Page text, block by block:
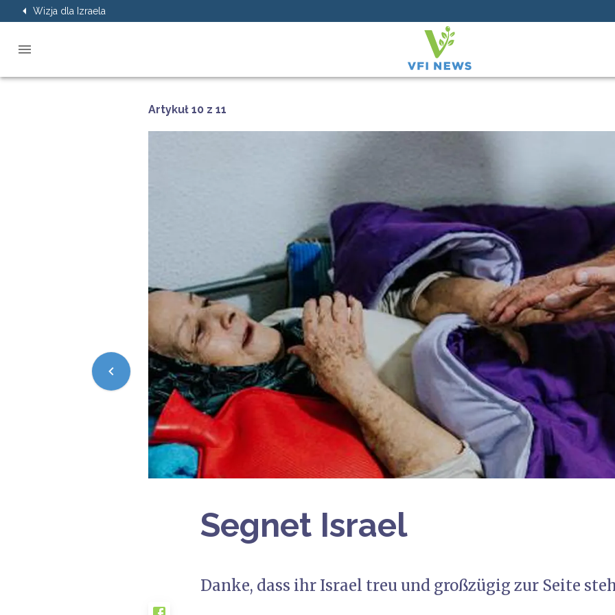
Wizja dla Izraela
Artykuł 10 z 11
Segnet Israel
Danke, dass ihr Israel treu und großzügig zur Seite